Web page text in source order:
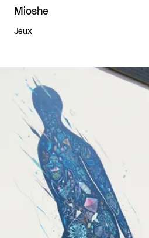
Mioshe
Jeux